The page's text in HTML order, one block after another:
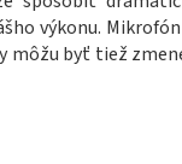
výkonu.
môžu byť tiež